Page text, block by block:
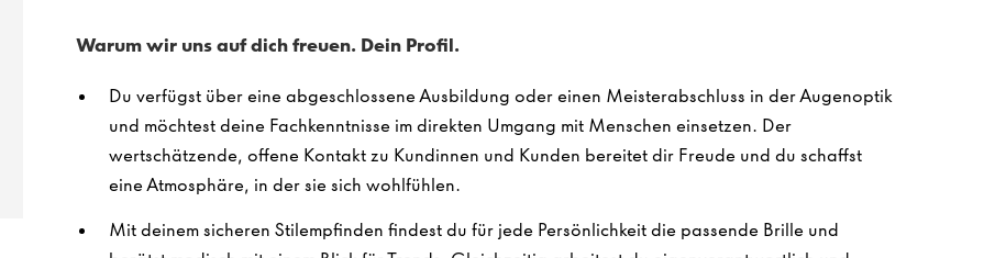
Warum wir uns auf dich freuen. Dein Profil.
Du verfügst über eine abgeschlossene Ausbildung oder einen Meisterabschluss in der Augenoptik
und möchtest deine Fachkenntnisse im direkten Umgang mit Menschen einsetzen. Der
wertschätzende, offene Kontakt zu Kundinnen und Kunden bereitet dir Freude und du schaffst
eine Atmosphäre, in der sie sich wohlfühlen.
Mit deinem sicheren Stilempfinden findest du für jede Persönlichkeit die passende Brille und